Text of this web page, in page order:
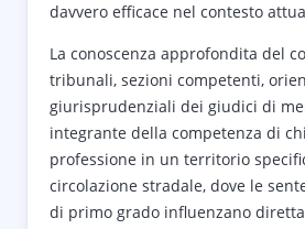
davvero efficace nel contesto
La conoscenza approfondita del
tribunali, sezioni competenti,
giurisprudenziali dei giudici di
integrante della competenza di
professione in un territorio
circolazione stradale, dove le
di primo grado influenzano